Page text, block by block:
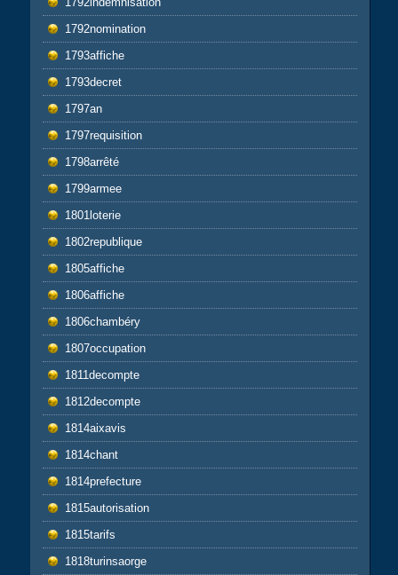
1792nomination
1793affiche
1793decret
1797an
1797requisition
1798arrêté
1799armee
1801loterie
1802republique
1805affiche
1806affiche
1806chambéry
1807occupation
1811decompte
1812decompte
1814aixavis
1814chant
1814prefecture
1815autorisation
1815tarifs
1818turinsaorge